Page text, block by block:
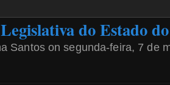
do Estado
Santos on segunda-feira, 7 de